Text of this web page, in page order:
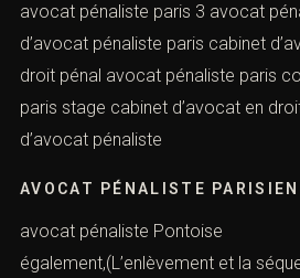
et la séquestration) cabinet
pénal des affaires
CABINET D’AVOCATS
avocat pénaliste paris 3 avocat
spécialisé en droit pénal avocat
avocat pénaliste paris stage cabinet
pénal cabinet d’avocat pénaliste